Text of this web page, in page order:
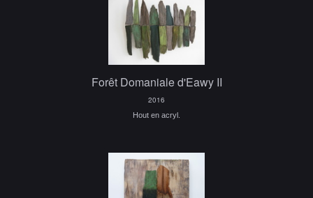
Forêt Domaniale d'Eawy II
2016
Hout en acryl.